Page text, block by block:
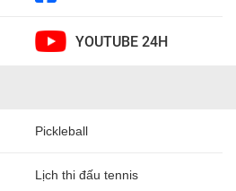
YOUTUBE 24H
Pickleball
Lịch thi đấu tennis